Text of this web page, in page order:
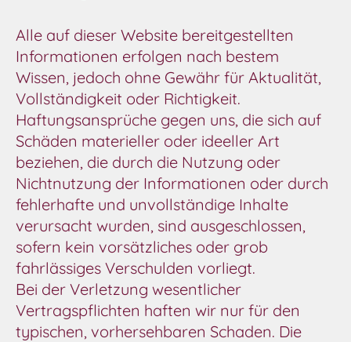
Alle auf dieser Website bereitgestellten
Informationen erfolgen nach bestem
Wissen, jedoch ohne Gewähr für Aktualität,
Vollständigkeit oder Richtigkeit.
Haftungsansprüche gegen uns, die sich auf
Schäden materieller oder ideeller Art
beziehen, die durch die Nutzung oder
Nichtnutzung der Informationen oder durch
fehlerhafte und unvollständige Inhalte
verursacht wurden, sind ausgeschlossen,
sofern kein vorsätzliches oder grob
fahrlässiges Verschulden vorliegt.
Bei der Verletzung wesentlicher
Vertragspflichten haften wir nur für den
typischen, vorhersehbaren Schaden. Die